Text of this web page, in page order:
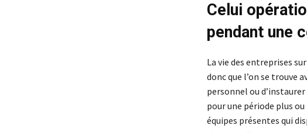
Celui
pendant une
La vie des entreprises
donc que l’on se trouve
personnel ou
pour une période plus
équipes présentes qui